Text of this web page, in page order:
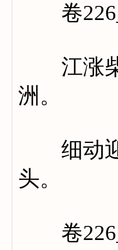
卷
江涨柴
洲。
细动迎
头。
卷